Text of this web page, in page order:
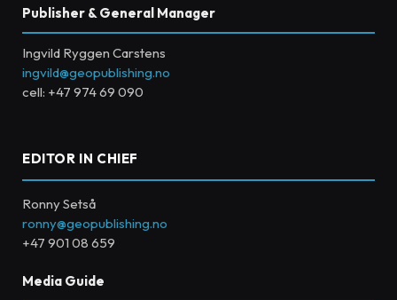
Publisher & General Manager
Ingvild Ryggen Carstens
ingvild@geopublishing.no
cell: +47 974 69 090
EDITOR IN CHIEF
Ronny Setså
ronny@geopublishing.no
+47 901 08 659
Media Guide